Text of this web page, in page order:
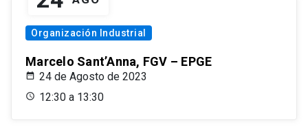
Organización Industrial
Marcelo Sant’Anna, FGV – EPGE
24 de Agosto de 2023
12:30 a 13:30